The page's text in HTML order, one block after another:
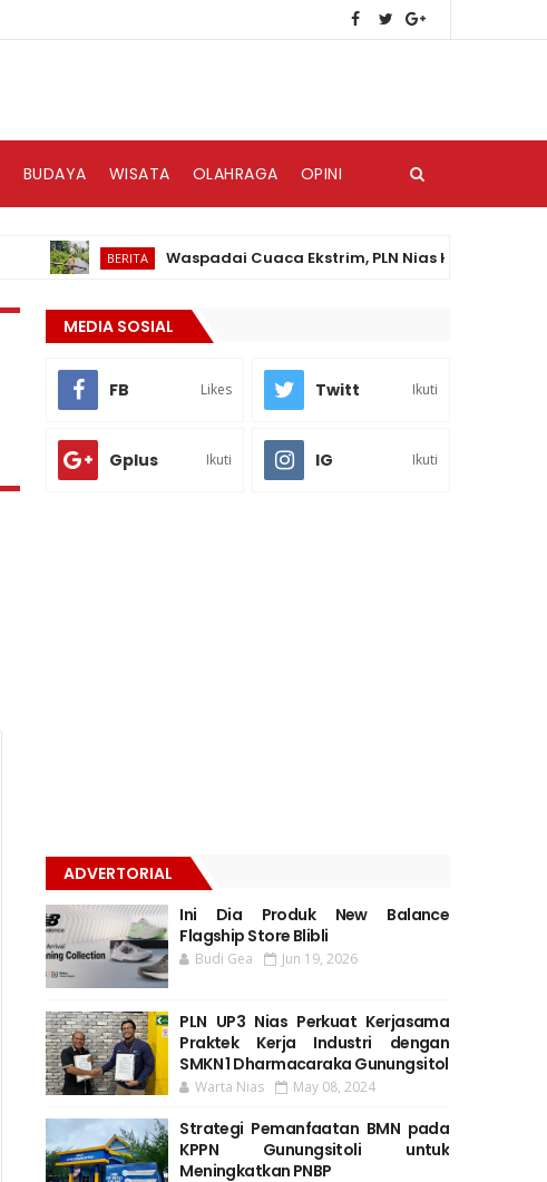
BUDAYA WISATA OLAHRAGA OPINI
BERITA Waspadai Cuaca Ekstrim, PLN Nias Himbau
MEDIA SOSIAL
FB Likes Twitt Ikuti
Gplus Ikuti IG Ikuti
ADVERTORIAL
Ini Dia Produk New Balance
Flagship Store Blibli
Budi Gea Jun 19, 2026
PLN UP3 Nias Perkuat Kerjasama
Praktek Kerja Industri dengan
SMKN 1 Dharmacaraka Gunungsitol
Warta Nias May 08, 2024
Strategi Pemanfaatan BMN pada
KPPN Gunungsitoli untuk
Meningkatkan PNBP